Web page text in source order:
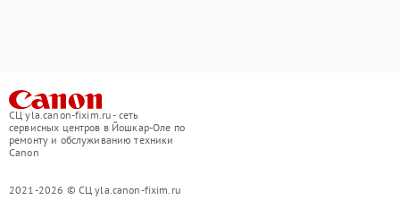
СЦ yla.canon-fixim.ru - сеть
сервисных центров в Йошкар-Оле по
ремонту и обслуживанию техники
Canon
2021-2026 © СЦ yla.canon-fixim.ru